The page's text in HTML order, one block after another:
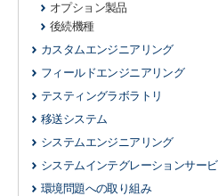
オプション製品
後続機種
カスタムエンジニアリング
フィールドエンジニアリング
テスティングラボラトリ
移送システム
システムエンジニアリング
システムインテグレーションサー
環境問題への取り組み